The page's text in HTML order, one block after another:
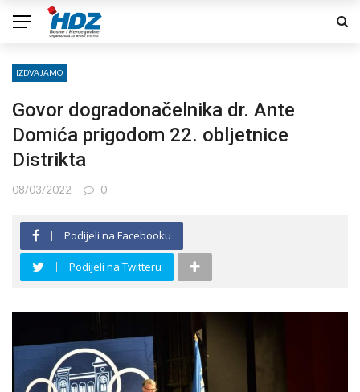
IZDVAJAMO
Govor dogradonačelnika dr. Ante
Domića prigodom 22. obljetnice
Distrikta
08/03/2022 0
Podijeli na Facebooku
Podijeli na Twitteru